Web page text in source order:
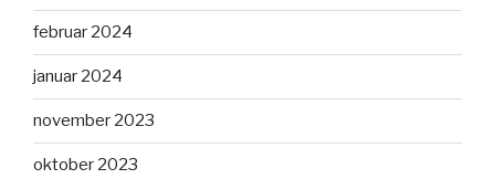
februar 2024
januar 2024
november 2023
oktober 2023